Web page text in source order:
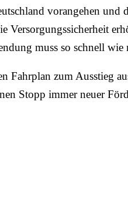
vorangehen
Versorgungssicherheit
muss so schnell
zum Ausstieg
Stopp immer neuer